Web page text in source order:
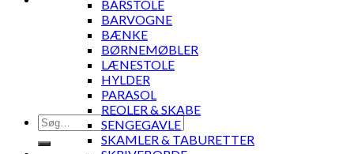
Søg
efter:
BARSTOLE
BARVOGNE
BÆNKE
BØRNEMØBLER
LÆNESTOLE
HYLDER
PARASOL
REOLER & SKABE
SENGEGAVLE
SKAMLER & TABURETTER